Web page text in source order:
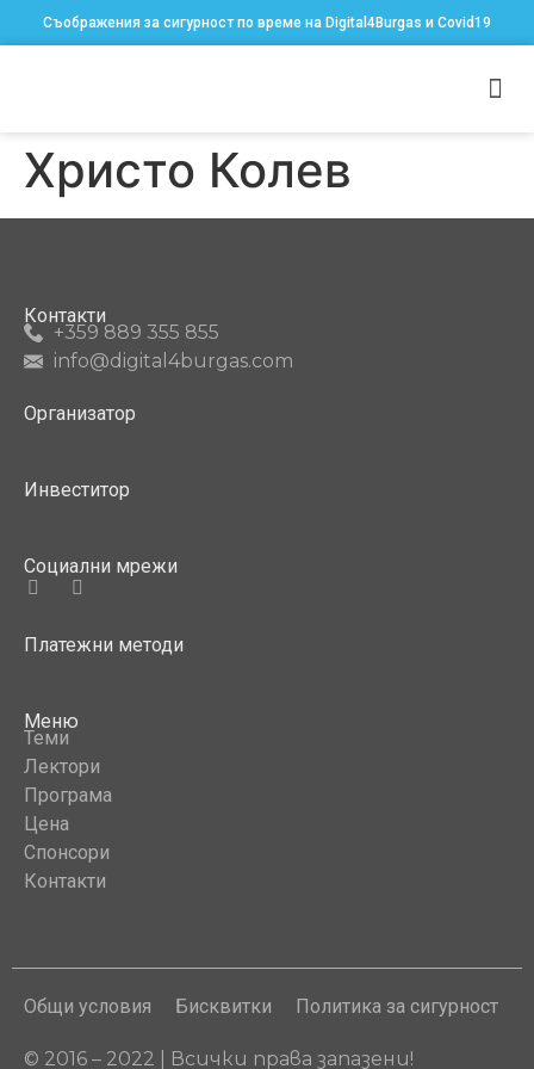
Съображения за сигурност по време на Digital4Burgas и Covid19
Христо Колев
Контакти
+359 889 355 855
info@digital4burgas.com
Организатор
Инвеститор
Социални мрежи
Платежни методи
Меню
Теми
Лектори
Програма
Цена
Спонсори
Контакти
© 2016 – 2022 | Всички права запазени!
Общи условия Бисквитки Политика за сигурност